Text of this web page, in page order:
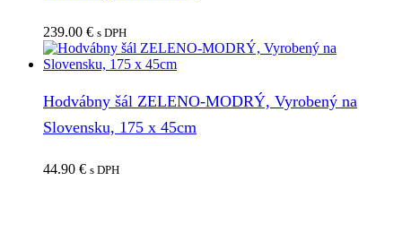
239.00 € s DPH
Hodvábny šál ZELENO-MODRÝ, Vyrobený na
Slovensku, 175 x 45cm
44.90 € s DPH